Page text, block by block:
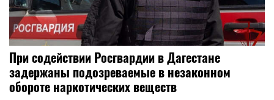
При содействии Росгвардии в Дагестане
задержаны подозреваемые в незаконном
обороте наркотических веществ